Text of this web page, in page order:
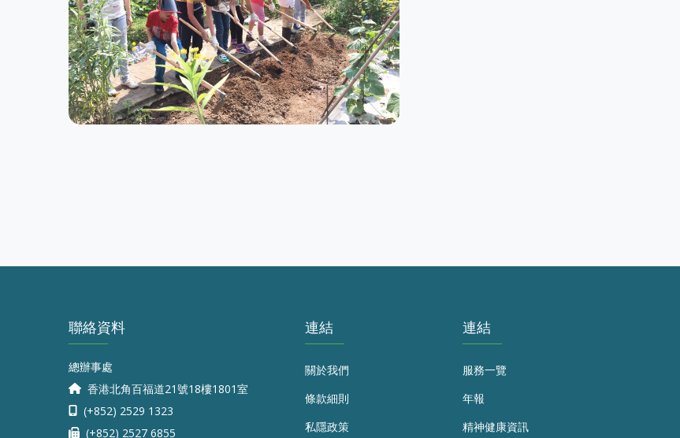
聯絡資料
總辦事處
香港北角百福道21號18樓1801室
(+852) 2529 1323
(+852) 2527 6855
連結
關於我們
條款細則
私隱政策
連結
服務一覽
年報
精神健康資訊